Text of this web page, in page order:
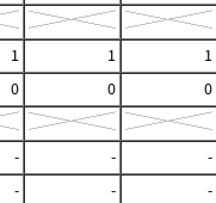
1 1
1
0 0
0
- -
-
- -
-